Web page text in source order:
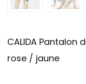
CALIDA
rose / jaune